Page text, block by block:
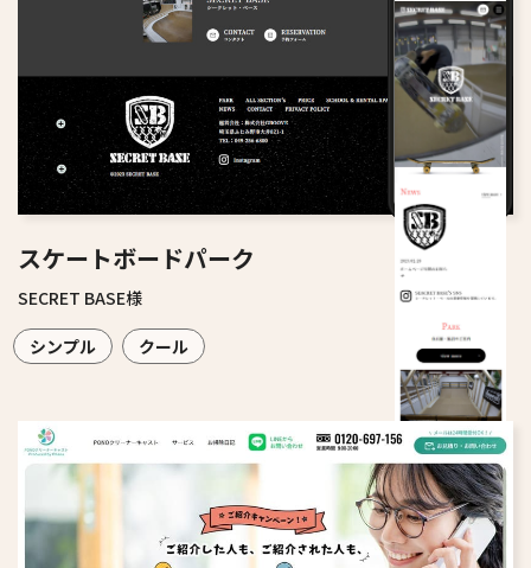
スケートボードパーク
SECRET BASE様
シンプル クール